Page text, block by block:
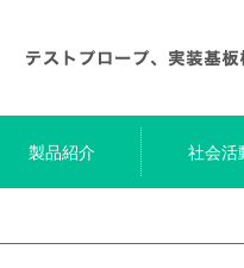
製品紹介 社会活